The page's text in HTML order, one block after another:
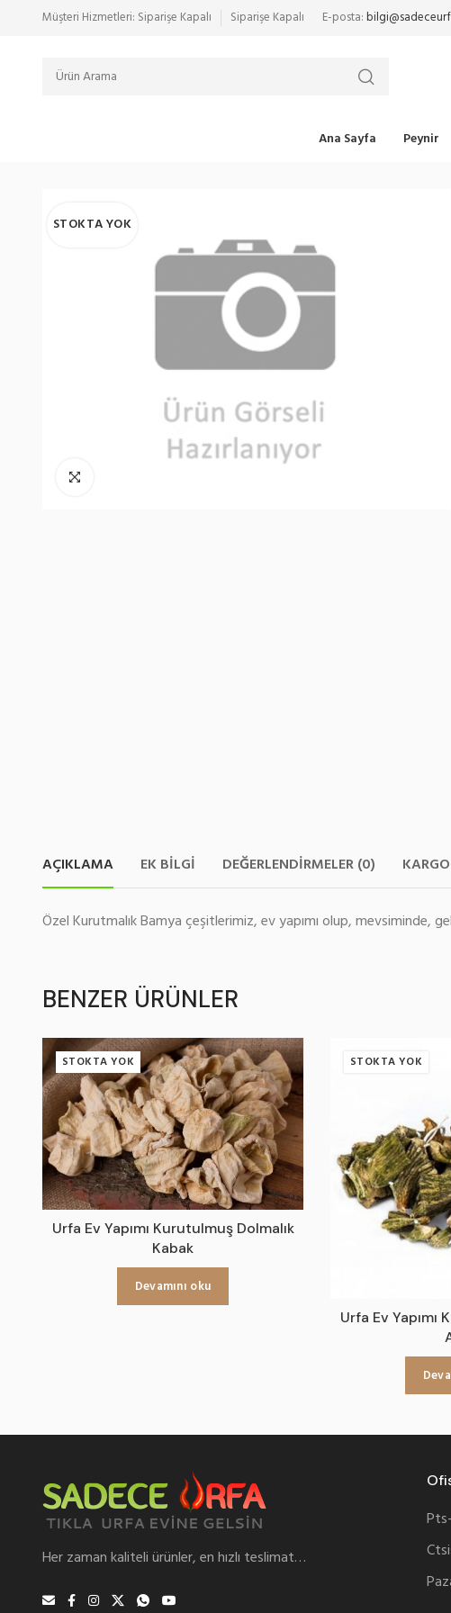
Müşteri Hizmetleri: Siparişe Kapalı Siparişe Kapalı E-posta:
Ana Sayfa Peynir
STOKTA YOK
AÇIKLAMA EK BILGI DEĞERLENDIRMELER (0)
Özel Kurutmalık Bamya çeşitlerimiz, ev yapımı olup, mevsiminde,
BENZER ÜRÜNLER
STOKTA YOK
Urfa Ev Yapımı Kurutulmuş Dolmalık
Kabak
Devamını oku
STOKTA YOK
Urfa Ev Yapımı
Her zaman kaliteli ürünler, en hızlı teslimat…